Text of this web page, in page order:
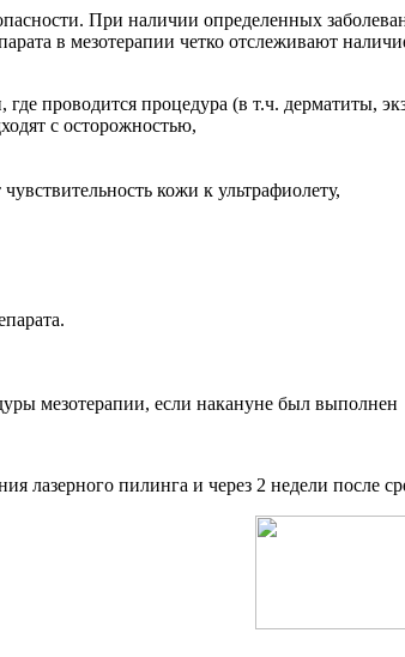
При наличии определенных
в мезотерапии четко отслеживают
проводится процедура (в т.ч. дерматиты,
с осторожностью,
кожи к ультрафиолету,
мезотерапии, если накануне был выполнен
лазерного пилинга и через 2 недели после